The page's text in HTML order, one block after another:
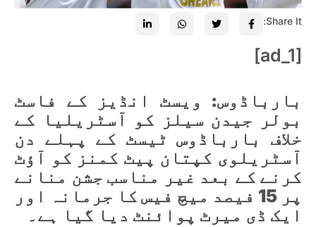
Share It:
[ad_1]
بارباڈوس: ویسٹ انڈیز کے فاسٹ
بولر جیدن سیلز کو آسٹریلیا کے
خلاف بارباڈوس ٹیسٹ کے پہلے دن
آسٹریلوی کپتان پیٹ کمنز کو آؤٹ
کرنے کے بعد غیر مناسب جشن منانے
پر 15 فیصد میچ فیس کا جرمانہ اور
ایک ڈی میرٹ پوائنٹ دیا گیا ہے۔